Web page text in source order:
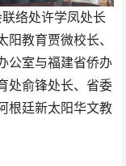
络处许学凤处长
阳教育贾微校长、
公室与福建省侨办
处俞锋处长、省委
根廷新太阳华文教